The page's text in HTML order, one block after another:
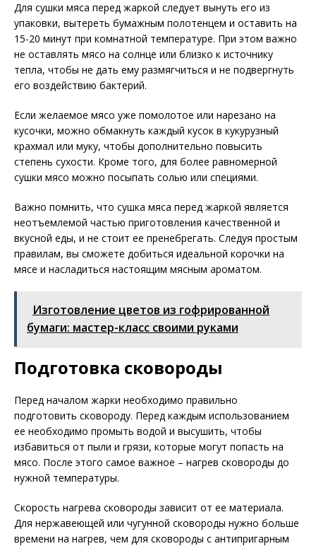
Для сушки мяса перед жаркой следует вынуть его из
упаковки, вытереть бумажным полотенцем и оставить на
15-20 минут при комнатной температуре. При этом важно
не оставлять мясо на солнце или близко к источнику
тепла, чтобы не дать ему размягчиться и не подвергнуть
его воздействию бактерий.
Если желаемое мясо уже помолотое или нарезано на
кусочки, можно обмакнуть каждый кусок в кукурузный
крахмал или муку, чтобы дополнительно повысить
степень сухости. Кроме того, для более равномерной
сушки мясо можно посыпать солью или специями.
Важно помнить, что сушка мяса перед жаркой является
неотъемлемой частью приготовления качественной и
вкусной еды, и не стоит ее пренебрегать. Следуя простым
правилам, вы сможете добиться идеальной корочки на
мясе и насладиться настоящим мясным ароматом.
Изготовление цветов из гофрированной
бумаги: мастер-класс своими руками
Подготовка сковороды
Перед началом жарки необходимо правильно
подготовить сковороду. Перед каждым использованием
ее необходимо промыть водой и высушить, чтобы
избавиться от пыли и грязи, которые могут попасть на
мясо. После этого самое важное – нагрев сковороды до
нужной температуры.
Скорость нагрева сковороды зависит от ее материала.
Для нержавеющей или чугунной сковороды нужно больше
времени на нагрев, чем для сковороды с антипригарным